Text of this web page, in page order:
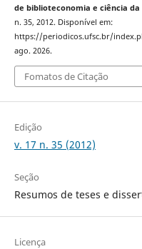
de biblioteconomia e ciência
n. 35, 2012. Disponível em:
https://periodicos.ufsc.br/
ago. 2026.
Fomatos de Citação
Edição
v. 17 n. 35 (2012)
Seção
Resumos de teses e
Licença